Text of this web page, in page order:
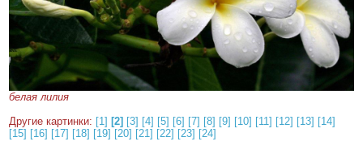
белая лилия
Другие картинки: [1] [2] [3] [4] [5] [6] [7] [8] [9] [10] [11] [12] [13] [14]
[15] [16] [17] [18] [19] [20] [21] [22] [23] [24]